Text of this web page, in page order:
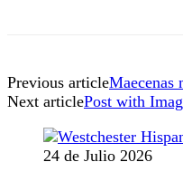
Previous articleMaecenas
Next articlePost with
24 de Julio 2026